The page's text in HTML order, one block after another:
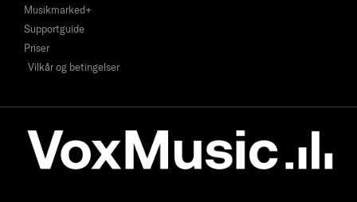
Musikmarked+
Supportguide
Priser
Vilkår og betingelser